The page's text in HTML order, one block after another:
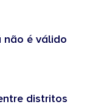
não é válido
distritos